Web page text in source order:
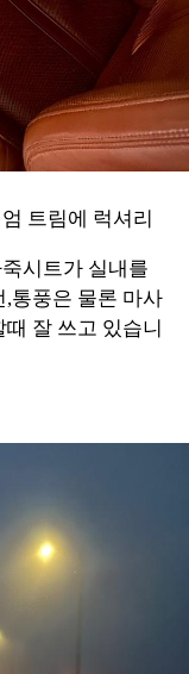
트림에 럭셔리
시트가 실내를
통풍은 물론 마사
잘 쓰고 있습니